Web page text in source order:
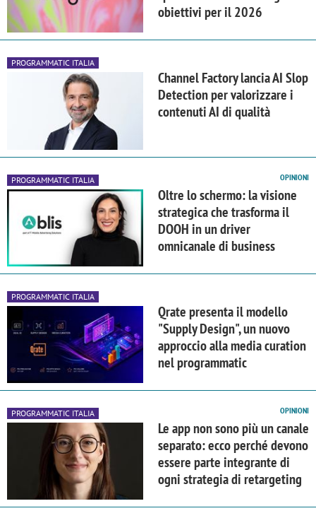
obiettivi per il 2026
PROGRAMMATIC ITALIA
Channel Factory lancia AI Slop
Detection per valorizzare i
contenuti AI di qualità
PROGRAMMATIC ITALIA OPINIONI
Oltre lo schermo: la visione
strategica che trasforma il
DOOH in un driver
omnicanale di business
PROGRAMMATIC ITALIA
Qrate presenta il modello
"Supply Design", un nuovo
approccio alla media curation
nel programmatic
PROGRAMMATIC ITALIA OPINIONI
Le app non sono più un canale
separato: ecco perché devono
essere parte integrante di
ogni strategia di retargeting